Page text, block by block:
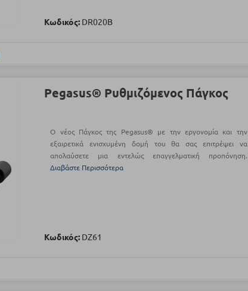
Κωδικός: DR020B
Pegasus® Ρυθμιζόμενος Πάγκος
Ο νέος Πάγκος της Pegasus® με την εργονομία και την
εξαιρετικά ενισχυμένη δομή του θα σας επιτρέψει να
απολαύσετε μια εντελώς επαγγελματική προπόνηση.
Διαβάστε Περισσότερα
Κωδικός: DZ61